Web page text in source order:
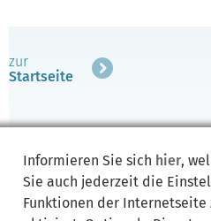
zur
Startseite
Informieren Sie sich hier,
Sie auch jederzeit die
Funktionen der Internetseite